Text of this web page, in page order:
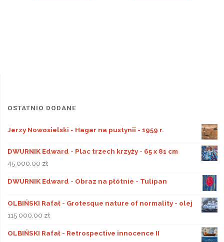
OSTATNIO DODANE
Jerzy Nowosielski - Hagar na pustynii - 1959 r.
DWURNIK Edward - Plac trzech krzyży - 65 x 81 cm
45 000,00 zł
DWURNIK Edward - Obraz na płótnie - Tulipan
OLBIŃSKI Rafał - Grotesque nature of normality - olej
115 000,00 zł
OLBIŃSKI Rafał - Retrospective innocence II